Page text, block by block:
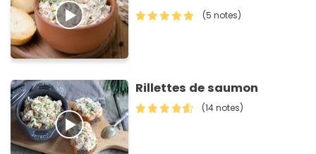
(5 notes)
Rillettes de saumon
(14 notes)